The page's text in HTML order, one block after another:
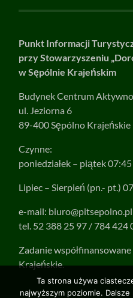
Punkt Informacji
przy Stowarzyszeniu
w Sępólnie Krajeńskim
Budynek Centrum
ul. Jeziorna 6
89-400 Sępólno Krajeńskie
Czynne:
poniedziałek – piątek
Lipiec – Sierpień (pn.- pt.)
e-mail: biuro@pitsepolno.pl
tel. 52 388 25 97 / 784 424
Zadanie
Krajeńskie.
Ta strona używa
najwyższym poziomie.